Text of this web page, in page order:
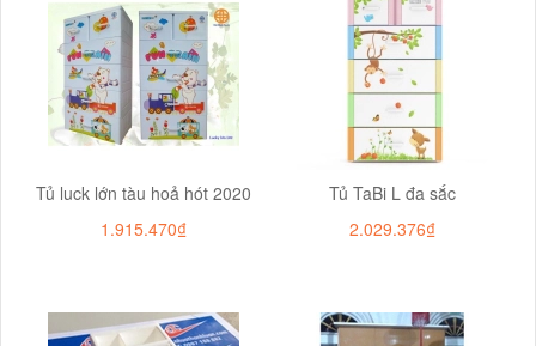
Tủ luck lớn tàu hoả hót 2020
1.915.470₫
Tủ TaBi L đa sắc
2.029.376₫